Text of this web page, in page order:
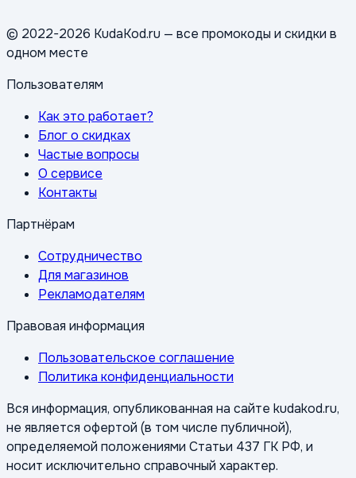
© 2022-2026 KudaKod.ru — все промокоды и скидки в
одном месте
Пользователям
Как это работает?
Блог о скидках
Частые вопросы
О сервисе
Контакты
Партнёрам
Сотрудничество
Для магазинов
Рекламодателям
Правовая информация
Пользовательское соглашение
Политика конфиденциальности
Вся информация, опубликованная на сайте kudakod.ru,
не является офертой (в том числе публичной),
определяемой положениями Статьи 437 ГК РФ, и
носит исключительно справочный характер.